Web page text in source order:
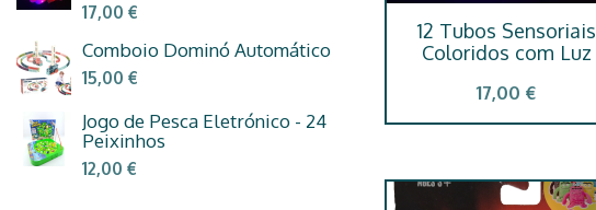
17,00 €
Comboio Dominó Automático
15,00 €
Jogo de Pesca Eletrónico - 24
Peixinhos
12,00 €
12 Tubos Sensoriais
Coloridos com Luz
17,00 €